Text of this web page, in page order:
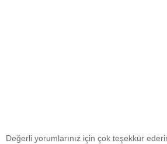
Değerli yorumlarınız için çok teşekkür